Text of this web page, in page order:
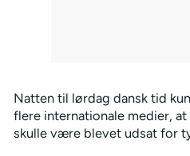
Natten til lørdag dansk tid
flere internationale medier,
skulle være blevet udsat for